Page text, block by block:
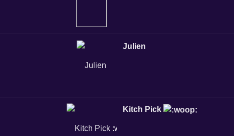
Julien
Kitch Pick